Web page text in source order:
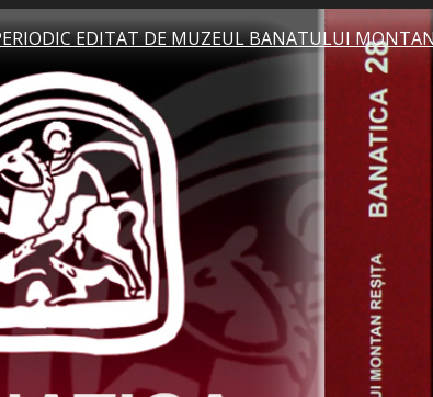
EDITAT DE MUZEUL BANATULUI